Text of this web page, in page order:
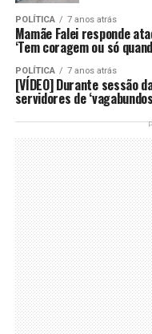
POLÍTICA 7 anos atrás
Mamãe Falei responde
‘Tem coragem ou só
POLÍTICA 7 anos atrás
[VÍDEO] Durante sessão
servidores de